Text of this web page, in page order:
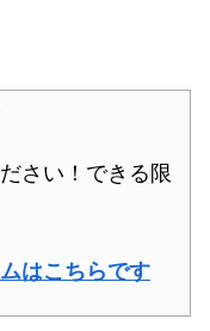
さい！できる限
はこちらです